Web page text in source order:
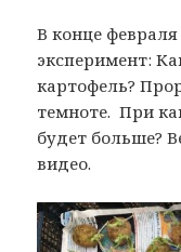
В конце февраля
эксперимент:
картофель?
темноте. При
будет больше?
видео.